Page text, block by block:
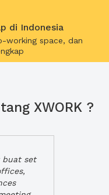
di Indonesia
working space, dan
XWORK ?
buat set